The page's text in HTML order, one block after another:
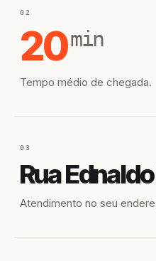
02
20min
Tempo médio de chegada.
03
Rua
Atendimento no seu